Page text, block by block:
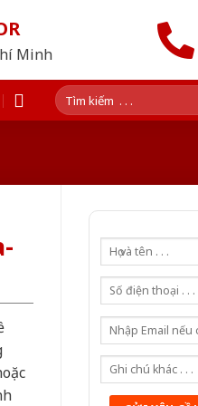
Minh
Tìm
kiếm: